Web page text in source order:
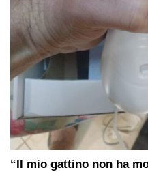
“Il mio gattino non ha